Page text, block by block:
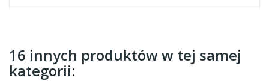
16 innych produktów w tej samej
kategorii: